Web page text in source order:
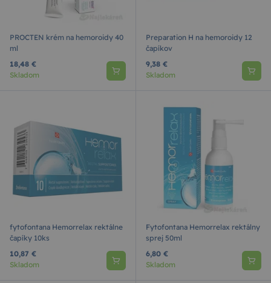
PROCTEN krém na hemoroidy 40
ml
18,48 €
Skladom
Preparation H na hemoroidy 12
čapíkov
9,38 €
Skladom
fytofontana Hemorrelax rektálne
čapíky 10ks
10,87 €
Skladom
Fytofontana Hemorrelax rektálny
sprej 50ml
6,80 €
Skladom